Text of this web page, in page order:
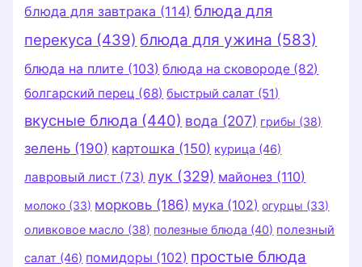
блюда для завтрака (114) блюда для
перекуса (439) блюда для ужина (583)
блюда на плите (103) блюда на сковороде (82)
болгарский перец (68) быстрый салат (51)
вкусные блюда (440) вода (207) грибы (38)
зелень (190) картошка (150) курица (46)
лавровый лист (73) лук (329) майонез (110)
молоко (33) морковь (186) мука (102) огурцы (33)
оливковое масло (38) полезные блюда (40) полезный
салат (46) помидоры (102) простые блюда